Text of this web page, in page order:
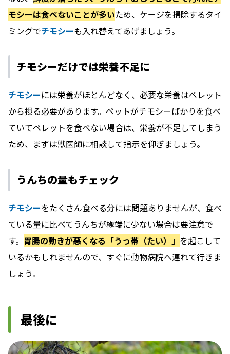
モシーは食べないことが多いため、ケージを掃除するタイ
ミングでチモシーも入れ替えてあげましょう。
チモシーだけでは栄養不足に
チモシーには栄養がほとんどなく、必要な栄養はペレット
から摂る必要があります。ペットがチモシーばかりを食べ
ていてペレットを食べない場合は、栄養が不足してしまう
ため、まずは獣医師に相談して指示を仰ぎましょう。
うんちの量もチェック
チモシーをたくさん食べる分には問題ありませんが、食べ
ている量に比べてうんちが極端に少ない場合は要注意で
す。 胃腸の動きが悪くなる「うっ帯（たい）」 を起こして
いるかもしれませんので、すぐに動物病院へ連れて行きま
しょう。
最後に